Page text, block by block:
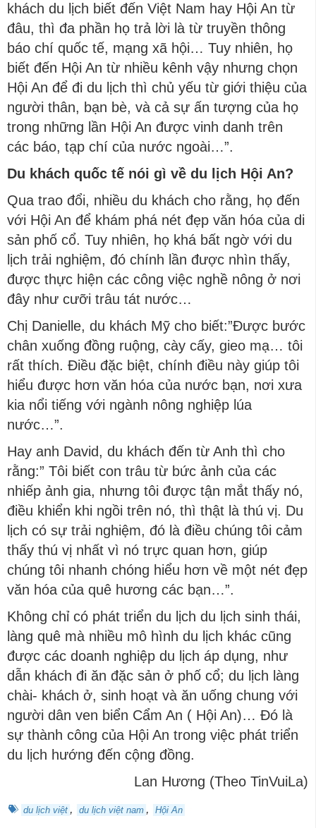
khách du lịch biết đến Việt Nam hay Hội An từ
đâu, thì đa phần họ trả lời là từ truyền thông
báo chí quốc tế, mạng xã hội… Tuy nhiên, họ
biết đến Hội An từ nhiều kênh vậy nhưng chọn
Hội An để đi du lịch thì chủ yếu từ giới thiệu của
người thân, bạn bè, và cả sự ấn tượng của họ
trong những lần Hội An được vinh danh trên
các báo, tạp chí của nước ngoài…”.
Du khách quốc tế nói gì về du lịch Hội An?
Qua trao đổi, nhiều du khách cho rằng, họ đến
với Hội An để khám phá nét đẹp văn hóa của di
sản phố cổ. Tuy nhiên, họ khá bất ngờ với du
lịch trải nghiệm, đó chính lần được nhìn thấy,
được thực hiện các công việc nghề nông ở nơi
đây như cưỡi trâu tát nước…
Chị Danielle, du khách Mỹ cho biết:”Được bước
chân xuống đồng ruộng, cày cấy, gieo mạ… tôi
rất thích. Điều đặc biệt, chính điều này giúp tôi
hiểu được hơn văn hóa của nước bạn, nơi xưa
kia nổi tiếng với ngành nông nghiệp lúa
nước…”.
Hay anh David, du khách đến từ Anh thì cho
rằng:” Tôi biết con trâu từ bức ảnh của các
nhiếp ảnh gia, nhưng tôi được tận mắt thấy nó,
điều khiển khi ngồi trên nó, thì thật là thú vị. Du
lịch có sự trải nghiệm, đó là điều chúng tôi cảm
thấy thú vị nhất vì nó trực quan hơn, giúp
chúng tôi nhanh chóng hiểu hơn về một nét đẹp
văn hóa của quê hương các bạn…”.
Không chỉ có phát triển du lịch du lịch sinh thái,
làng quê mà nhiều mô hình du lịch khác cũng
được các doanh nghiệp du lịch áp dụng, như
dẫn khách đi ăn đặc sản ở phố cổ; du lịch làng
chài- khách ở, sinh hoạt và ăn uống chung với
người dân ven biển Cẩm An ( Hội An)… Đó là
sự thành công của Hội An trong việc phát triển
du lịch hướng đến cộng đồng.
Lan Hương (Theo TinVuiLa)
du lịch việt , du lịch việt nam , Hội An